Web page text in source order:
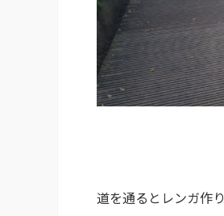
道を通るとレンガ作